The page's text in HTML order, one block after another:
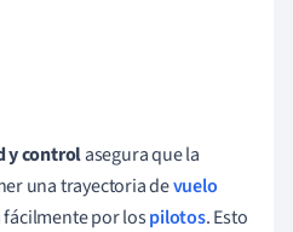
y controlasegura que la
una trayectoria devuelo
por lospilotos. Esto